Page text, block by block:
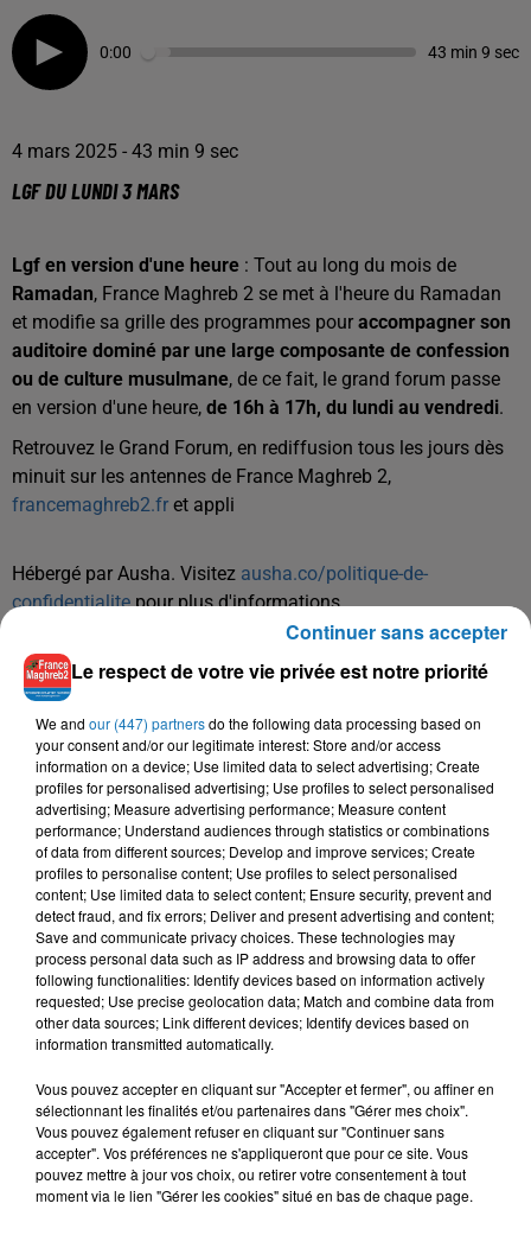
0:00 43 min 9 sec
4 mars 2025 - 43 min 9 sec
LGF DU LUNDI 3 MARS
Lgf en version d'une heure : Tout au long du mois de
Ramadan, France Maghreb 2 se met à l'heure du Ramadan
et modifie sa grille des programmes pour accompagner son
auditoire dominé par une large composante de confession
ou de culture musulmane, de ce fait, le grand forum passe
en version d'une heure, de 16h à 17h, du lundi au vendredi.
Retrouvez le Grand Forum, en rediffusion tous les jours dès
minuit sur les antennes de France Maghreb 2,
francemaghreb2.fr et appli
Hébergé par Ausha. Visitez ausha.co/politique-de-
confidentialitepour plus d'informations.
TITRES DIFFUSÉS
12h33
12h33
F1RSTMAN, OUALID
12h31
12h31
MOHAMED RAMADAN
12h29
12h29
L'HOROSCOPE
Le respect de votre vie privée est notre priorité
We and our (447) partnersdo the following data processing based on
your consent and/or our legitimate interest: Store and/or access
information on a device; Use limited data to select advertising; Create
profiles for personalised advertising; Use profiles to select personalised
advertising; Measure advertising performance; Measure content
performance; Understand audiences through statistics or combinations
of data from different sources; Develop and improve services; Create
profiles to personalise content; Use profiles to select personalised
content; Use limited data to select content; Ensure security, prevent and
detect fraud, and fix errors; Deliver and present advertising and content;
Save and communicate privacy choices. These technologies may
process personal data such as IP address and browsing data to offer
following functionalities: Identify devices based on information actively
requested; Use precise geolocation data; Match and combine data from
other data sources; Link different devices; Identify devices based on
information transmitted automatically.
Vous pouvez accepter en cliquant sur "Accepter et fermer", ou affiner en
sélectionnant les finalités et/ou partenaires dans "Gérer mes choix".
Vous pouvez également refuser en cliquant sur "Continuer sans
accepter". Vos préférences ne s'appliqueront que pour ce site. Vous
pouvez mettre à jour vos choix, ou retirer votre consentement à tout
moment via le lien "Gérer les cookies" situé en bas de chaque page.
Continuer sans accepter